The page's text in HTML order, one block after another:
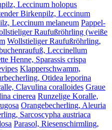
Leccinum holopus
Birkenpilz, Leccinum
Leccinum melaneum Pappel-
Raufußröhrling (weiße
Wollstieliger Raufußröhrling,
Leccinellum
Henne, Sparassis crispa
Klapperschwamm,
Otidea leporina
Clavulina coralloides Graue
cinerea Runzelige Koralle,
Orangebecherling, Aleuria
Sarcoscypha austriaca
Parasol, Riesenschirmling,